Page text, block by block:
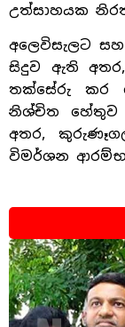
උත්සාහයක
අලෙවිසැලට
සිදුව ඇති
තක්සේරු කර
නිශ්චිත හේතුව
අතර,
විමර්ශන